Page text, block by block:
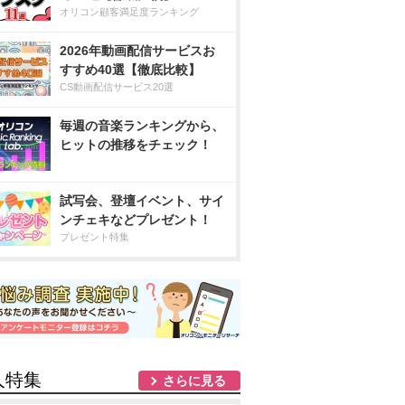
オリコン顧客満足度ランキング
2026年動画配信サービスお
すすめ40選【徹底比較】
CS動画配信サービス20選
毎週の音楽ランキングから、
ヒットの推移をチェック！
試写会、登壇イベント、サイ
ンチェキなどプレゼント！
プレゼント特集
特集 さらに見る